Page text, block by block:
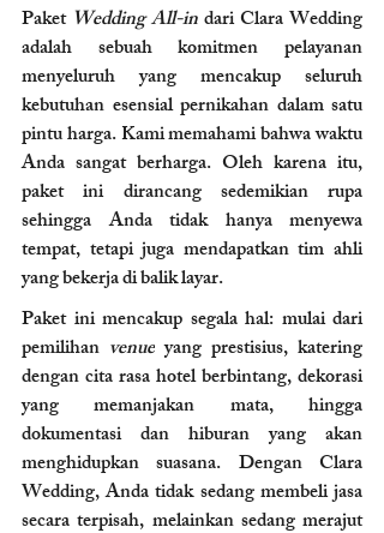
Paket Wedding All-in dari Clara Wedding
adalah sebuah komitmen pelayanan
menyeluruh yang mencakup seluruh
kebutuhan esensial pernikahan dalam satu
pintu harga. Kami memahami bahwa waktu
Anda sangat berharga. Oleh karena itu,
paket ini dirancang sedemikian rupa
sehingga Anda tidak hanya menyewa
tempat, tetapi juga mendapatkan tim ahli
yang bekerja di balik layar.
Paket ini mencakup segala hal: mulai dari
pemilihan venue yang prestisius, katering
dengan cita rasa hotel berbintang, dekorasi
yang memanjakan mata, hingga
dokumentasi dan hiburan yang akan
menghidupkan suasana. Dengan Clara
Wedding, Anda tidak sedang membeli jasa
secara terpisah, melainkan sedang merajut